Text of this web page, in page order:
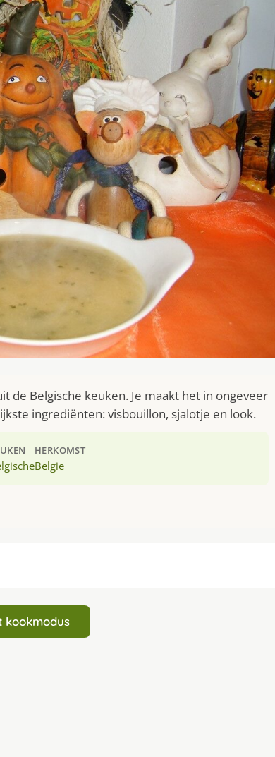
de Belgische keuken. Je maakt het in ongeveer
ingrediënten: visbouillon, sjalotje en look.
HERKOMST
Belgie
kookmodus